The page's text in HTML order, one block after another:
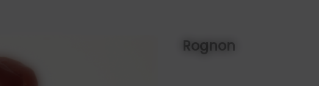
Rognon